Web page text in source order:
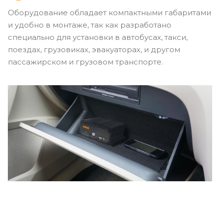
Оборудование обладает компактными габаритами
и удобно в монтаже, так как разработано
специально для установки в автобусах, такси,
поездах, грузовиках, эвакуаторах, и другом
пассажирском и грузовом транспорте.